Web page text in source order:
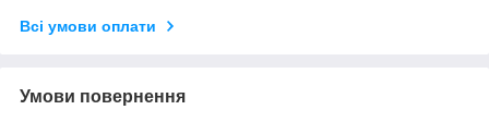
Всі умови оплати
Умови повернення